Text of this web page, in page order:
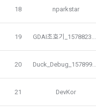
신사업법, 정보통신망이
서의 소비자보호에 관한
자금융거래법, 전자서명
3. "회사"는 "서비스"에 대
3. 수집하는 개인정보 항목
1) 회원가입 시 수집하는
18 nparkstar
19 GDAI초호기_1578823514101
20 Duck_Debug_1578998023524
21 DevKor